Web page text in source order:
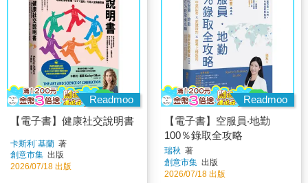
Readmoo
【電子書】健康社交說明書
卡斯利˙基蘭 著
創意市集 出版
2026/07/18 出版
Readmoo
【電子書】空服員‧地勤
100％錄取全攻略
瑞秋 著
創意市集 出版
2026/07/18 出版